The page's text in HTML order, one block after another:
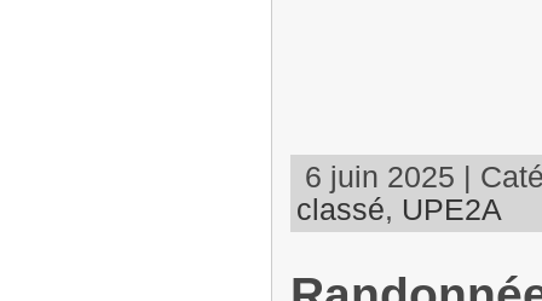
6 juin 2025 |
classé, UPE2A